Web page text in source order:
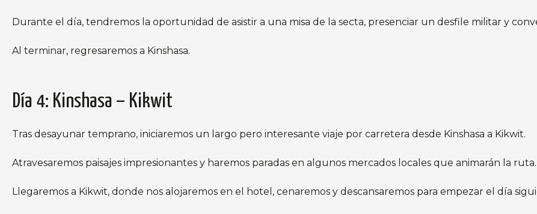
Durante el día, tendremos la oportunidad de asistir a una misa de la secta, presenciar un desfile militar y
Al terminar, regresaremos a Kinshasa.
Día 4: Kinshasa – Kikwit
Tras desayunar temprano, iniciaremos un largo pero interesante viaje por carretera desde Kinshasa a Kikwit.
Atravesaremos paisajes impresionantes y haremos paradas en algunos mercados locales que animarán la ruta.
Llegaremos a Kikwit, donde nos alojaremos en el hotel, cenaremos y descansaremos para empezar el día